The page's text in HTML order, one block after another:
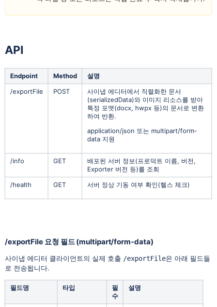
API
Endpoint Method
설명
/exportFile
POST
사이냅 에디터에서 직렬화한 문서
(serializedData)와 이미지 리소스를 받아
특정 포맷(docx, hwpx 등)의 문서로 변환
하여 반환.
application/json 또는 multipart/form-
data 지원
/info GET
배포된 서버 정보(프로덕트 이름, 버전,
Exporter 버전 등)를 조회
/health
GET 서버 정상 기동 여부 확인(헬스 체크)
/exportFile 요청 필드 (multipart/form-data)
사이냅 에디터 클라이언트의 실제 호출 /exportFile은 아래 필드들
로 전송됩니다.
필드명 타입
필
수
설명